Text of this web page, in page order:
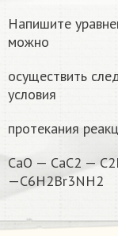
Напишите
можно
осуществить
условия
протекания
CaO — CaC2 —
—C6H2Br3NH2